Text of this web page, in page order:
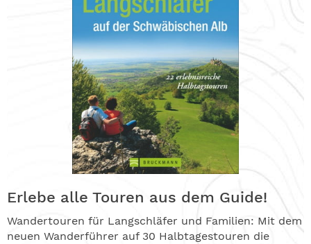
Erlebe alle Touren aus dem Guide!
Wandertouren für Langschläfer und Familien: Mit dem
neuen Wanderführer auf 30 Halbtagestouren die